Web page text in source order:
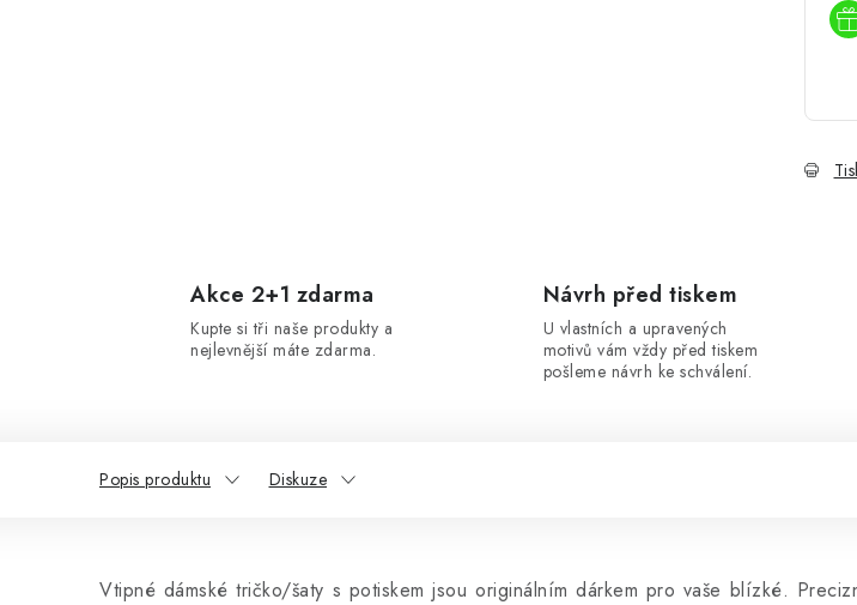
Akce 2+1 zdarma
Kupte si tři naše produkty a
nejlevnější máte zdarma.
Návrh před tiskem
U vlastních a upravených
motivů vám vždy před tiskem
pošleme návrh ke schválení.
Popis produktu Diskuze
Vtipné dámské tričko/šaty s potiskem jsou originálním dárkem pro vaše blízké.